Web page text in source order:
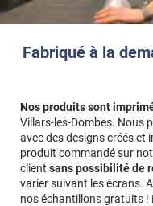
Fabriqué à la
Nos produits sont
Villars-les-Dombes. Nous
avec des designs créés et
produit commandé sur
client sans possibilité de
varier suivant les écrans.
nos échantillons gratuits !